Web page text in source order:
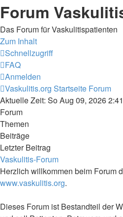
Forum
Das Forum für Vaskulitispatienten
Zum Inhalt
Schnellzugriff
FAQ
Anmelden
Vaskulitis.org Startseite Forum
Aktuelle Zeit: So Aug 09, 2026
Forum
Themen
Beiträge
Letzter Beitrag
Vaskulitis-Forum
Herzlich willkommen beim Forum
www.vaskulitis.org.
Dieses Forum ist Bestandteil der